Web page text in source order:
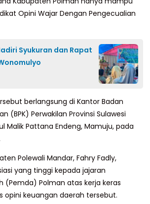
Opini Wajar Dengan Pengecualian
Syukuran dan Rapat
berlangsung di Kantor Badan
(BPK) Perwakilan Provinsi Sulawesi
Malik Pattana Endeng, Mamuju, pada
Polewali Mandar, Fahry Fadly,
yang tinggi kepada jajaran
(Pemda) Polman atas kerja keras
opini keuangan daerah tersebut.